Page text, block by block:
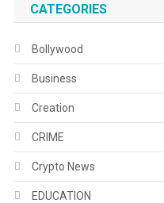
CATEGORIES
Bollywood
Business
Creation
CRIME
Crypto News
EDUCATION